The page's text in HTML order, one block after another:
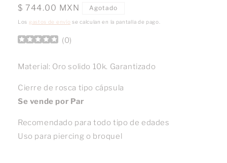
Precio
habitual
$ 744.00 MXN Agotado
Los gastos de envío se calculan en la pantalla de pago.
(0)
Material: Oro solido 10k. Garantizado
Cierre de rosca tipo cápsula
Se vende por Par
Recomendado para todo tipo de edades
Uso para piercing o broquel